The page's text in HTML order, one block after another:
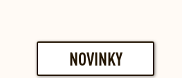
NOVINKY